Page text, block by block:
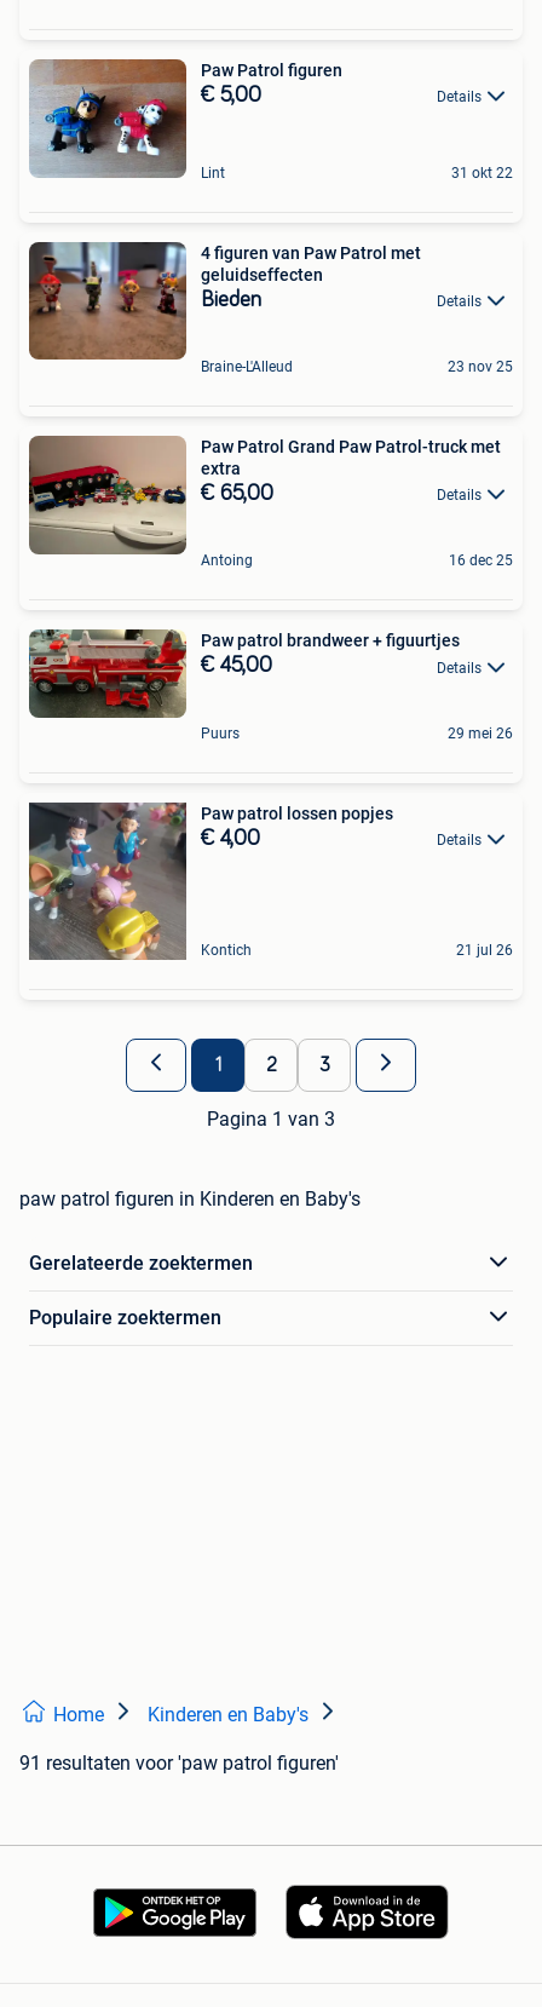
Paw Patrol figuren
€ 5,00 Details
Lint 31 okt 22
4 figuren van Paw Patrol met
geluidseffecten
Bieden Details
Braine-L'Alleud 23 nov 25
Paw Patrol Grand Paw Patrol-truck met
extra
€ 65,00 Details
Antoing 16 dec 25
Paw patrol brandweer + figuurtjes
€ 45,00 Details
Puurs 29 mei 26
Paw patrol lossen popjes
€ 4,00 Details
Kontich 21 jul 26
1 2 3
Pagina 1 van 3
paw patrol figuren in Kinderen en Baby's
Gerelateerde zoektermen
Populaire zoektermen
Home Kinderen en Baby's
91 resultaten voor 'paw patrol figuren'